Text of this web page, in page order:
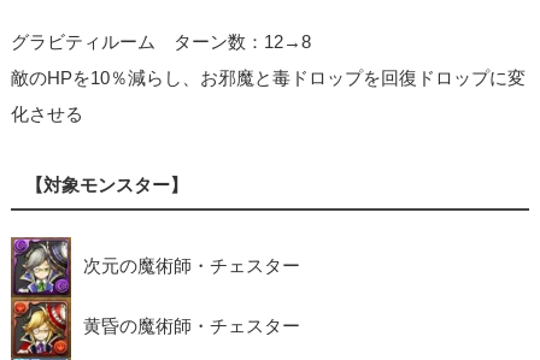
グラビティルーム ターン数：12→8
敵のHPを10％減らし、お邪魔と毒ドロップを回復ドロップに変
化させる
【対象モンスター】
次元の魔術師・チェスター
黄昏の魔術師・チェスター